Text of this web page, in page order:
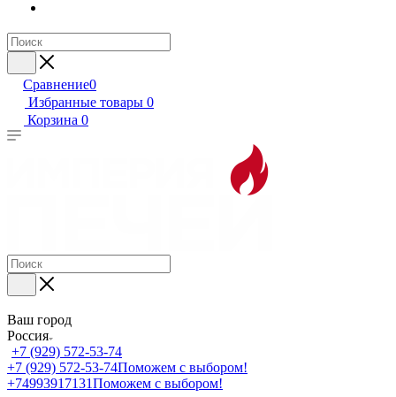
Сравнение0
Избранные товары 0
Корзина 0
Ваш город
Россия
+7 (929) 572-53-74
+7 (929) 572-53-74Поможем с выбором!
+74993917131Поможем с выбором!